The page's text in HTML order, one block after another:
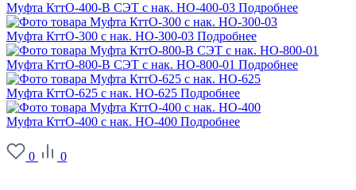
Муфта КттО-400-В СЭТ с нак. НО-400-03 Подробнее
Муфта КттО-300 с нак. НО-300-03 Подробнее
Муфта КттО-800-В СЭТ с нак. НО-800-01 Подробнее
Муфта КттО-625 с нак. НО-625 Подробнее
Муфта КттО-400 с нак. НО-400 Подробнее
0
0